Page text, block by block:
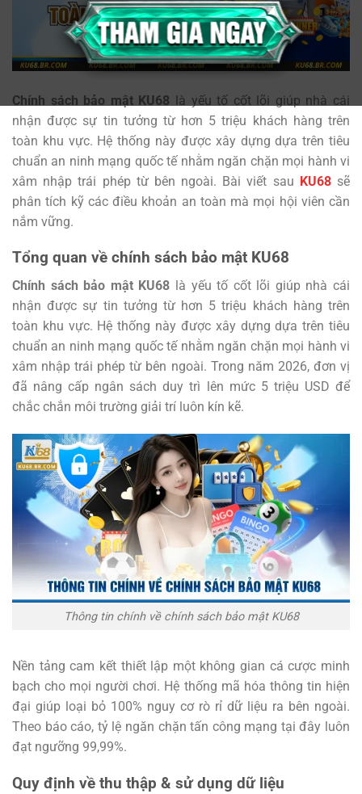
Chính sách bảo mật KU68 là yếu tố cốt lõi giúp nhà cái
nhận được sự tin tưởng từ hơn 5 triệu khách hàng trên
toàn khu vực. Hệ thống này được xây dựng dựa trên tiêu
chuẩn an ninh mạng quốc tế nhằm ngăn chặn mọi hành vi
xâm nhập trái phép từ bên ngoài. Bài viết sau KU68sẽ
phân tích kỹ các điều khoản an toàn mà mọi hội viên cần
nắm vững.
Tổng quan về chính sách bảo mật KU68
Chính sách bảo mật KU68 là yếu tố cốt lõi giúp nhà cái
nhận được sự tin tưởng từ hơn 5 triệu khách hàng trên
toàn khu vực. Hệ thống này được xây dựng dựa trên tiêu
chuẩn an ninh mạng quốc tế nhằm ngăn chặn mọi hành vi
xâm nhập trái phép từ bên ngoài. Trong năm 2026, đơn vị
đã nâng cấp ngân sách duy trì lên mức 5 triệu USD để
chắc chắn môi trường giải trí luôn kín kẽ.
Thông tin chính về chính sách bảo mật KU68
Nền tảng cam kết thiết lập một không gian cá cược minh
bạch cho mọi người chơi. Hệ thống mã hóa thông tin hiện
đại giúp loại bỏ 100% nguy cơ rò rỉ dữ liệu ra bên ngoài.
Theo báo cáo, tỷ lệ ngăn chặn tấn công mạng tại đây luôn
đạt ngưỡng 99,99%.
Quy định về thu thập & sử dụng dữ liệu